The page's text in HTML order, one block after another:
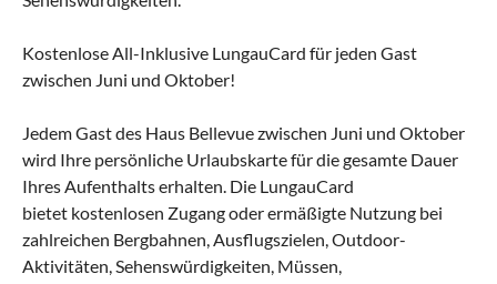
Kostenlose All-Inklusive LungauCard für jeden Gast
zwischen Juni und Oktober!
Jedem Gast des Haus Bellevue zwischen Juni und Oktober
wird Ihre persönliche Urlaubskarte für die gesamte Dauer
Ihres Aufenthalts erhalten. Die LungauCard
bietet kostenlosen Zugang oder ermäßigte Nutzung bei
zahlreichen Bergbahnen, Ausflugszielen, Outdoor-
Aktivitäten, Sehenswürdigkeiten, Müssen,